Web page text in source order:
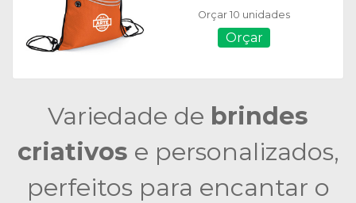
Orçar 10 unidades
Orçar
Variedade de brindes
criativos e personalizados,
perfeitos para encantar o